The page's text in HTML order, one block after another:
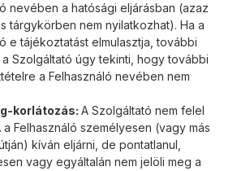
nevében a hatósági eljárásban (azaz
tárgykörben nem nyilatkozhat). Ha a
e tájékoztatást elmulasztja, további
Szolgáltató úgy tekinti, hogy további
a Felhasználó nevében nem
korlátozás: A Szolgáltató nem felel
a Felhasználó személyesen (vagy más
kíván eljárni, de pontatlanul,
vagy egyáltalán nem jelöli meg a